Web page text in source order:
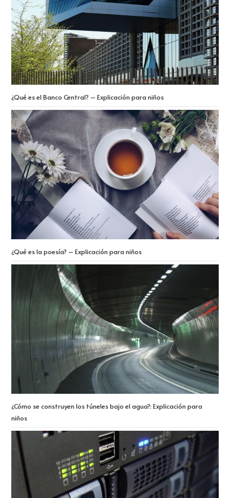
¿Qué es el Banco Central? – Explicación para niños
¿Qué es la poesía? – Explicación para niños
¿Cómo se construyen los túneles bajo el agua?: Explicación para
niños